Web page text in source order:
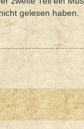
gelesen haben.